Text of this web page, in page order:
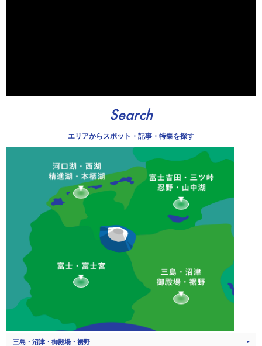
Search
エリアからスポット・記事・特集を探す
三島・沼津・御殿場・裾野